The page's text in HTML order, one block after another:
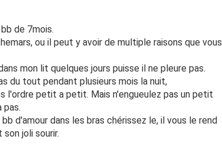
de 7mois.
ou il peut y avoir de multiple raisons que vous
mon lit quelques jours puisse il ne pleure pas.
du tout pendant plusieurs mois la nuit,
l'ordre petit a petit. Mais n'engueulez pas un petit
pas.
d'amour dans les bras chérissez le, il vous le rend
joli sourir.